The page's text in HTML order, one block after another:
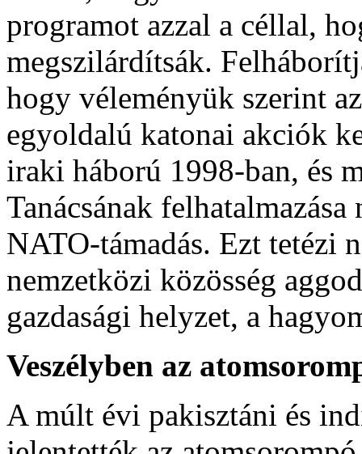
programot azzal a céllal,
megszilárdítsák.
hogy véleményük szerint
egyoldalú katonai akciók
iraki háború 1998-ban, és
Tanácsának
NATO-támadás. Ezt tetézi
nemzetközi közösség
gazdasági helyzet, a
Veszélyben az
A múlt évi pakisztáni és